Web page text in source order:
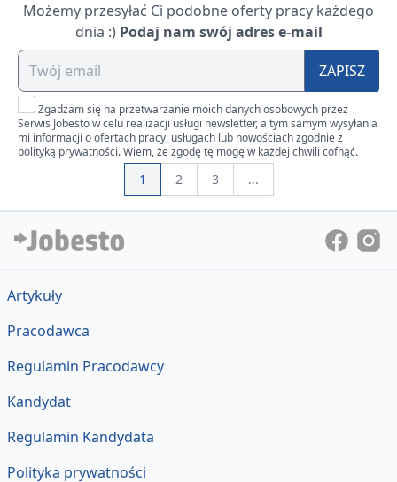
Możemy przesyłać Ci podobne oferty pracy każdego
dnia :) Podaj nam swój adres e-mail
ZAPISZ
Zgadzam się na przetwarzanie moich danych osobowych przez
Serwis Jobesto w celu realizacji usługi newsletter, a tym samym wysyłania
mi informacji o ofertach pracy, usługach lub nowościach zgodnie z
polityką prywatności. Wiem, że zgodę tę mogę w każdej chwili cofnąć.
1 2 3 ...
Artykuły
Pracodawca
Regulamin Pracodawcy
Kandydat
Regulamin Kandydata
Polityka prywatności